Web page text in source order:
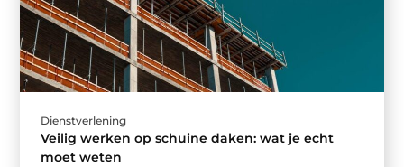
Dienstverlening
Veilig werken op schuine daken: wat je echt
moet weten